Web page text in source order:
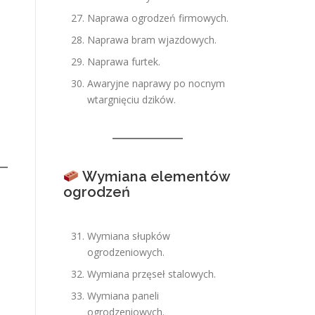
Naprawa ogrodzeń firmowych.
Naprawa bram wjazdowych.
Naprawa furtek.
Awaryjne naprawy po nocnym
wtargnięciu dzików.
Wymiana elementów
ogrodzeń
Wymiana słupków
ogrodzeniowych.
Wymiana przęseł stalowych.
Wymiana paneli
ogrodzeniowych.